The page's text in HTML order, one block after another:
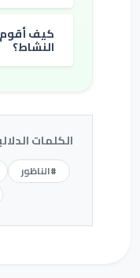
كيف أقوم
النشاط؟
الكلمات
#الناظور